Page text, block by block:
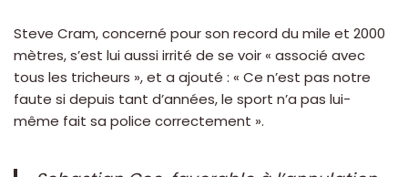
Steve Cram, concerné pour son record du mile et 2000
mètres, s’est lui aussi irrité de se voir « associé avec
tous les tricheurs », et a ajouté : « Ce n’est pas notre
faute si depuis tant d’années, le sport n’a pas lui-
même fait sa police correctement ».